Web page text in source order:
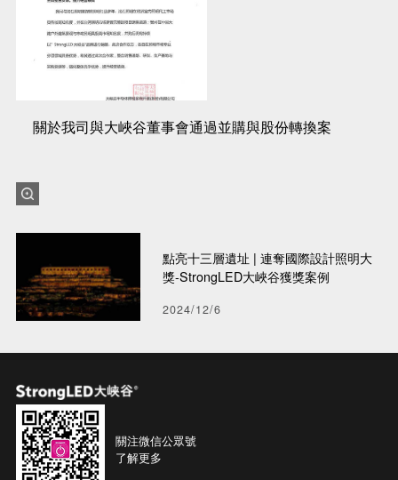
關於我司與大峽谷董事會通過並購與股份轉換案
2024/12/6
點亮十三層遺址 | 連奪國際設計照明大
獎-StrongLED大峽谷獲獎案例
關注微信公眾號
了解更多